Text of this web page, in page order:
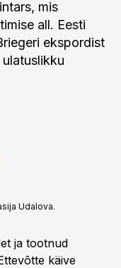
mis
all. Eesti
ekspordist
Udalova.
ja tootnud
käive